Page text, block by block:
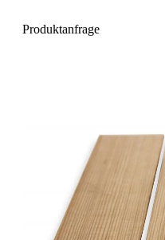
Produktanfrage